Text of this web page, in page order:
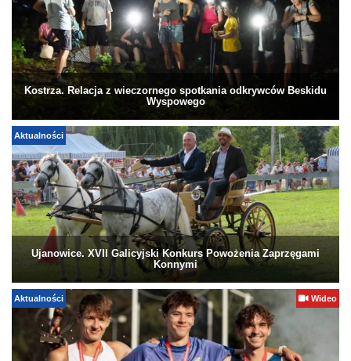
Kostrza. Relacja z wieczornego spotkania odkrywców Beskidu
Wyspowego
Aktualności
Ujanowice. XVII Galicyjski Konkurs Powożenia Zaprzęgami
Konnymi
Aktualności Wideo